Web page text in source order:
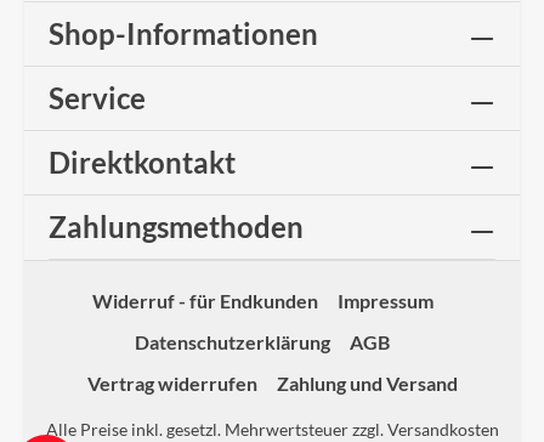
Shop-Informationen
Service
Direktkontakt
Zahlungsmethoden
Widerruf - für Endkunden
Impressum
Datenschutzerklärung
AGB
Vertrag widerrufen
Zahlung und Versand
Alle Preise inkl. gesetzl. Mehrwertsteuer zzgl.Versandkosten